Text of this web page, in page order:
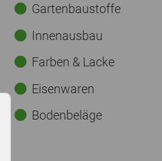
Gartenbaustoffe
Innenausbau
Farben & Lacke
Eisenwaren
Bodenbeläge